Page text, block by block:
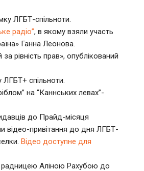
ЛГБТ-спільноти.
радіо”, в якому взяли участь
Ганна Леонова.
рівність прав», опублікований
спільноти.
на “Каннських левах”-
до Прайд-місяця
відео-привітання до дня ЛГБТ-
Відео доступне для
Аліною Рахубою до